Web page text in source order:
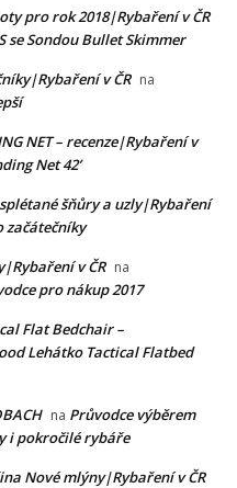
pro rok 2018|Rybaření v ČR
se Sondou Bullet Skimmer
v ČR na
NET – recenze|Rybaření v
Net 42’
šňůry a uzly|Rybaření
začátečníky
v ČR na
pro nákup 2017
Flat Bedchair –
Lehátko Tactical Flatbed
na Průvodce výběrem
i pokročilé rybáře
Nové mlýny|Rybaření v ČR